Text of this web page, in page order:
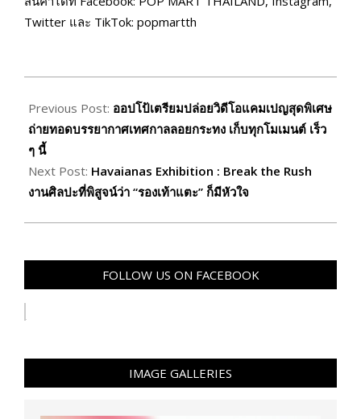
Twitter และ TikTok: popmartth
11-
17
Previous Post: ออปโป้เตรียมปล่อยวิดีโอแคมเปญสุดพิเศษ
ถ่ายทอดบรรยากาศเทศกาลลอยกระทง เก็บทุกโมเมนต์ เร็ว
ๆ นี้
Next Post: Havaianas Exhibition : Break the Rush
งานศิลปะที่พิสูจน์ว่า “รองเท้าแตะ” ก็มีหัวใจ
FOLLOW US ON FACEBOOK
IMAGE GALLERIES